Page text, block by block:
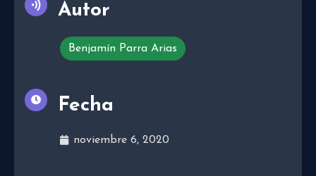
Autor
Benjamín Parra Arias
Fecha
noviembre 6, 2020